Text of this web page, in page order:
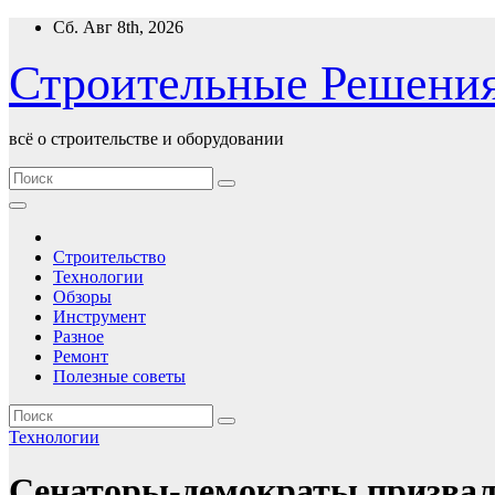
Перейти
содержимому
Сб. Авг 8th, 2026
Строительные
всё о строительстве и оборудовании
Строительство
Технологии
Обзоры
Инструмент
Разное
Ремонт
Полезные советы
Технологии